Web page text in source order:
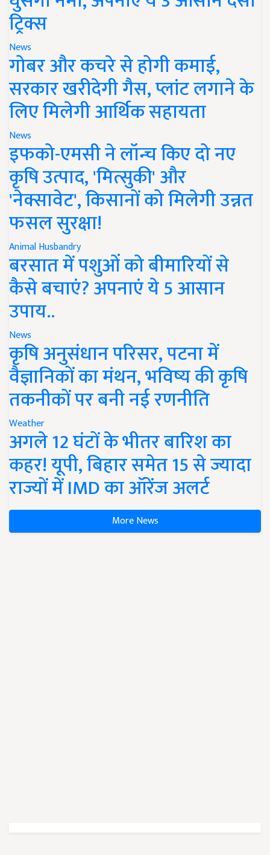
ट्रिक्स
News
गोबर और कचरे से होगी कमाई,
सरकार खरीदेगी गैस, प्लांट लगाने के
लिए मिलेगी आर्थिक सहायता
News
इफको-एमसी ने लॉन्च किए दो नए
कृषि उत्पाद, 'मित्सुकी' और
'नेक्सावेट', किसानों को मिलेगी उन्नत
फसल सुरक्षा!
Animal Husbandry
बरसात में पशुओं को बीमारियों से
कैसे बचाएं? अपनाएं ये 5 आसान
उपाय..
News
कृषि अनुसंधान परिसर, पटना में
वैज्ञानिकों का मंथन, भविष्य की कृषि
तकनीकों पर बनी नई रणनीति
Weather
अगले 12 घंटों के भीतर बारिश का
कहर! यूपी, बिहार समेत 15 से ज्यादा
राज्यों में IMD का ऑरेंज अलर्ट
More News